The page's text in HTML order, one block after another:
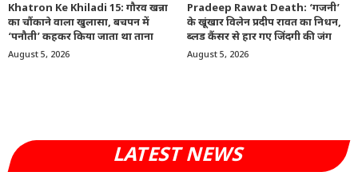
Khatron Ke Khiladi 15: गौरव खन्ना
का चौंकाने वाला खुलासा, बचपन में
‘पनौती’ कहकर किया जाता था ताना
August 5, 2026
Pradeep Rawat Death: ‘गजनी’
के खूंखार विलेन प्रदीप रावत का निधन,
ब्लड कैंसर से हार गए जिंदगी की जंग
August 5, 2026
LATEST NEWS